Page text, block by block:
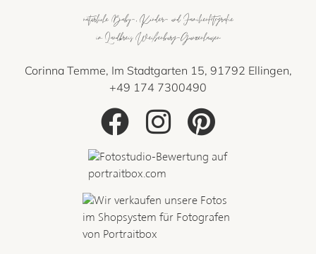
natürliche Baby-, Kinder- und Familienfotografie
im Landkreis Weißenburg-Gunzenhausen
Corinna Temme, Im Stadtgarten 15, 91792 Ellingen,
+49 174 7300490